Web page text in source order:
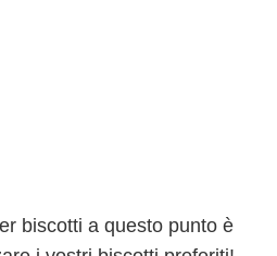
biscotti a questo punto è